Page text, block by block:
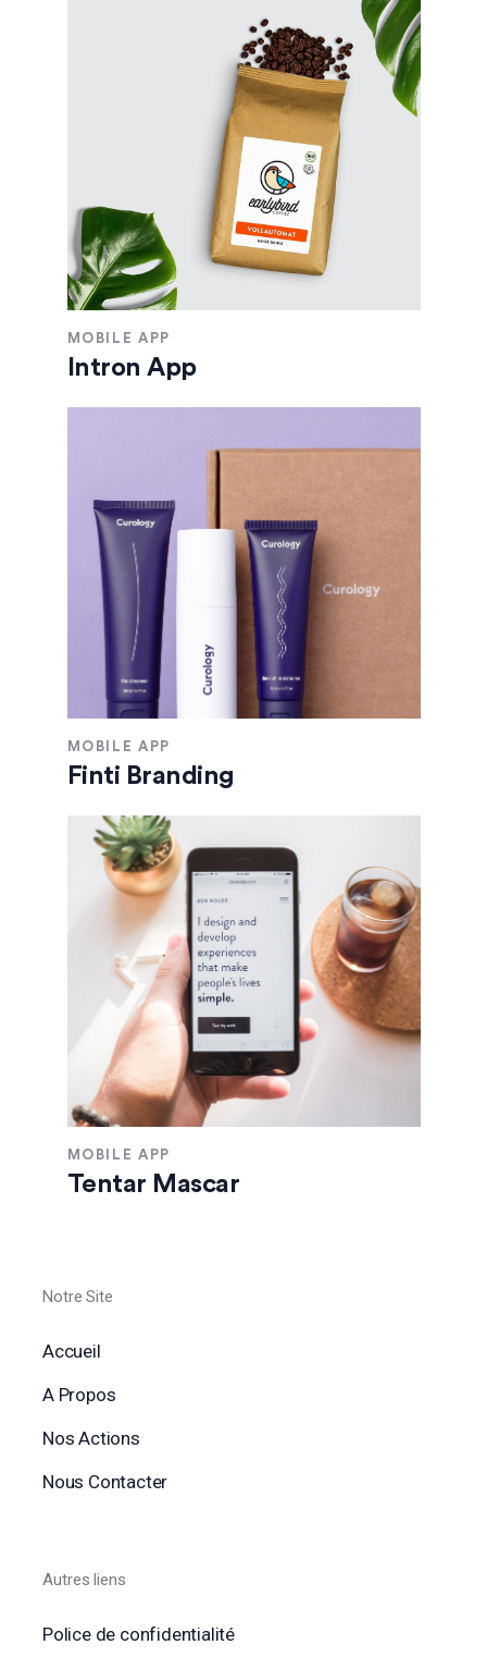
MOBILE APP
Intron App
MOBILE APP
Finti Branding
MOBILE APP
Tentar Mascar
Notre Site
Accueil
A Propos
Nos Actions
Nous Contacter
Autres liens
Police de confidentialité